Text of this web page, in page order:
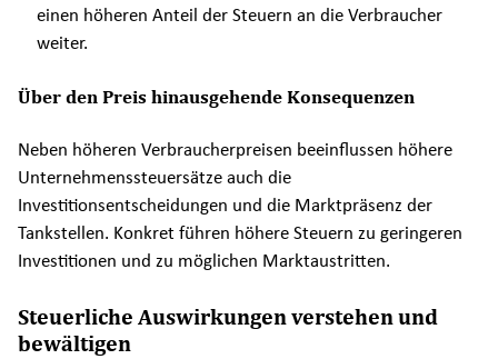
einen höheren Anteil der Steuern an die Verbraucher
weiter.
Über den Preis hinausgehende Konsequenzen
Neben höheren Verbraucherpreisen beeinflussen höhere
Unternehmenssteuersätze auch die
Investitionsentscheidungen und die Marktpräsenz der
Tankstellen. Konkret führen höhere Steuern zu geringeren
Investitionen und zu möglichen Marktaustritten.
Steuerliche Auswirkungen verstehen und
bewältigen